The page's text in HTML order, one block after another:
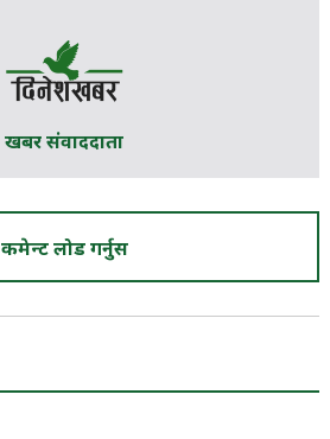
खबर संवाददाता
कमेन्ट लोड गर्नुस